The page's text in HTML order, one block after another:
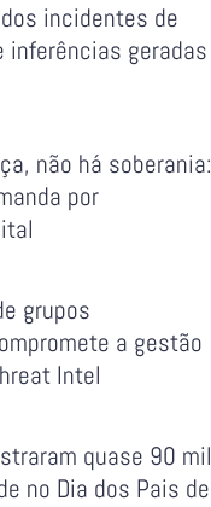
incidentes de
inferências geradas
não há soberania:
por
grupos
a gestão
Intel
quase 90 mil
no Dia dos Pais de